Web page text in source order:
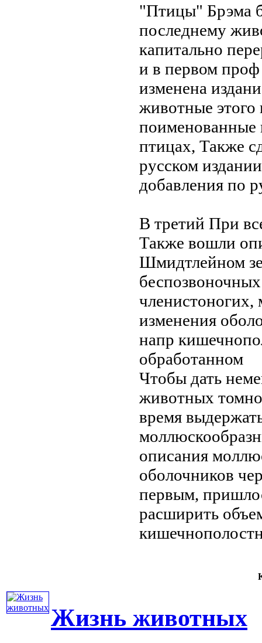
"Птицы" Брэма
последнему
капитально
и в первом проф
изменена
животные этого
птицах, Также
русском издании
добавления по
В третий При
Также вошли
Шмидтлейном
изменения
напр
обработанном
Чтобы дать
животных
время
описания
оболочников
первым,
расширить
Жизнь животных